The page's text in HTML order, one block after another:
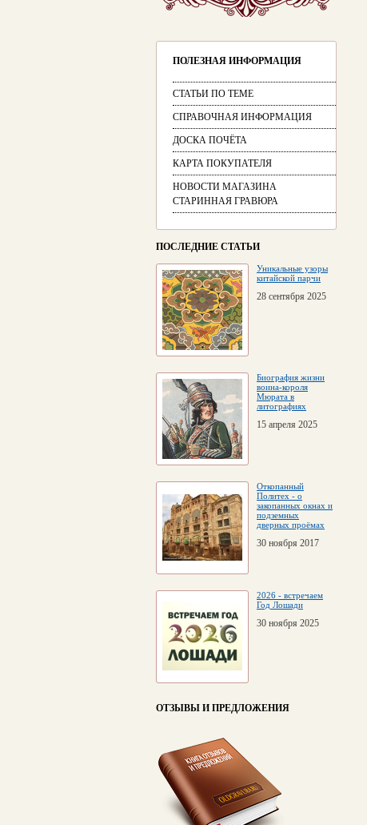
ПОЛЕЗНАЯ ИНФОРМАЦИЯ
СТАТЬИ ПО ТЕМЕ
СПРАВОЧНАЯ ИНФОРМАЦИЯ
ДОСКА ПОЧЁТА
КАРТА ПОКУПАТЕЛЯ
НОВОСТИ МАГАЗИНА
СТАРИННАЯ ГРАВЮРА
ПОСЛЕДНИЕ СТАТЬИ
Уникальные узоры
китайской парчи
28 сентября 2025
Биография жизни
воина-короля
Мюрата в
литографиях
15 апреля 2025
Откопанный
Политех - о
закопанных окнах и
подземных
дверных проёмах
30 ноября 2017
2026 - встречаем
Год Лошади
30 ноября 2025
ОТЗЫВЫ И ПРЕДЛОЖЕНИЯ